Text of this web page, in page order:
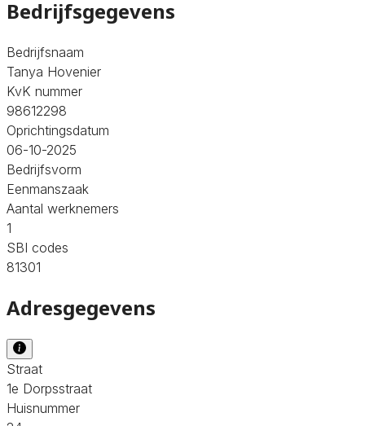
Bedrijfsgegevens
Bedrijfsnaam
Tanya Hovenier
KvK nummer
98612298
Oprichtingsdatum
06-10-2025
Bedrijfsvorm
Eenmanszaak
Aantal werknemers
1
SBI codes
81301
Adresgegevens
Straat
1e Dorpsstraat
Huisnummer